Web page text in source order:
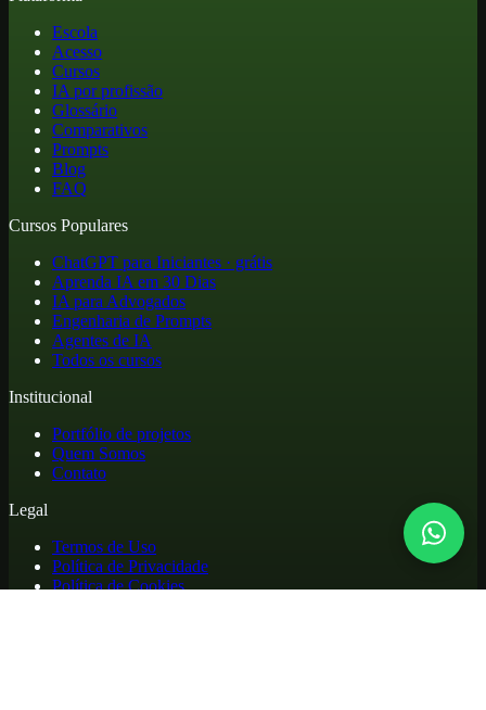
Escola
Acesso
Cursos
IA por profissão
Glossário
Comparativos
Prompts
Blog
FAQ
Cursos Populares
ChatGPT para Iniciantes · grátis
Aprenda IA em 30 Dias
IA para Advogados
Engenharia de Prompts
Agentes de IA
Todos os cursos
Institucional
Portfólio de projetos
Quem Somos
Contato
Legal
Termos de Uso
Política de Privacidade
Política de Cookies